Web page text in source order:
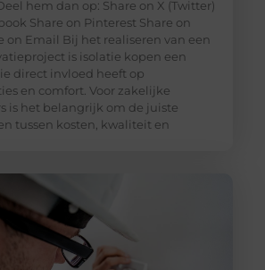
hem dan op: Share on X (Twitter)
Share on Pinterest Share on
on Email Bij het realiseren van een
is isolatie kopen een
direct invloed heeft op
en comfort. Voor zakelijke
is het belangrijk om de juiste
tussen kosten, kwaliteit en